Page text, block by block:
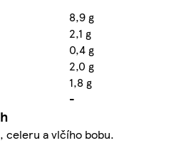
8,9 g
2,1 g
0,4 g
2,0 g
1,8 g
-
celeru a vlčího bobu.